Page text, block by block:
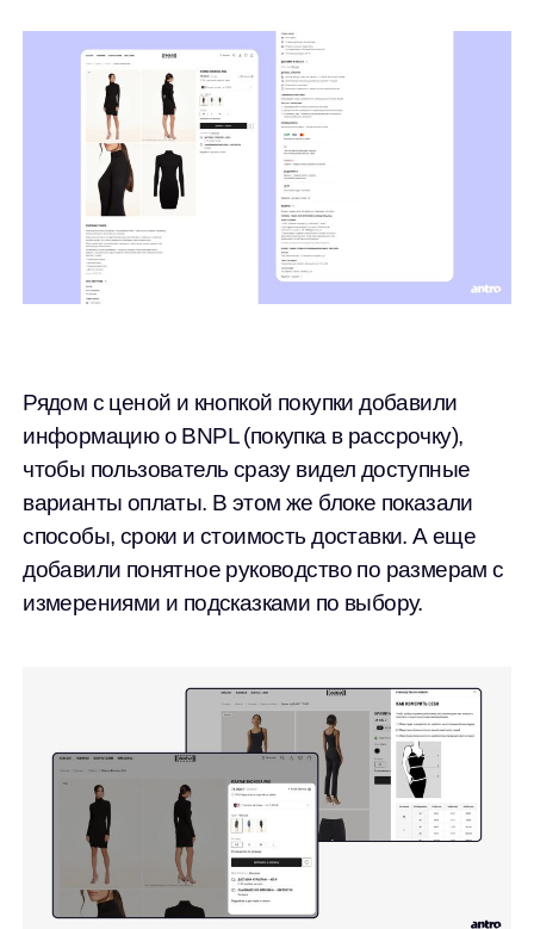
Рядом с ценой и кнопкой покупки добавили
информацию о BNPL (покупка в рассрочку),
чтобы пользователь сразу видел доступные
варианты оплаты. В этом же блоке показали
способы, сроки и стоимость доставки. А еще
добавили понятное руководство по размерам с
измерениями и подсказками по выбору.